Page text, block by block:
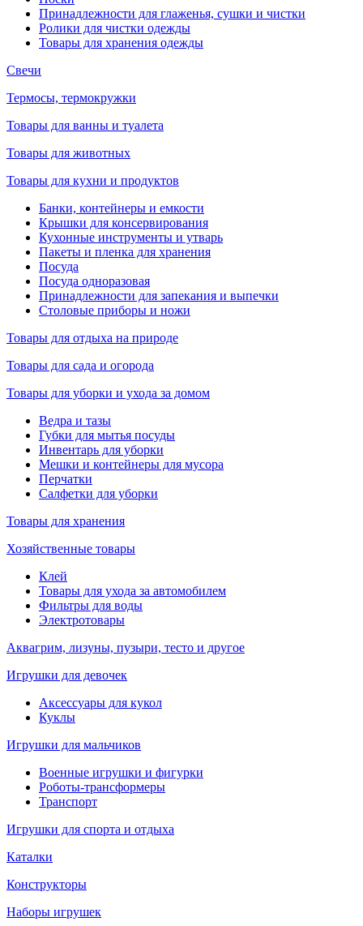
Принадлежности для глаженья, сушки и чистки
Ролики для чистки одежды
Товары для хранения одежды
Свечи
Термосы, термокружки
Товары для ванны и туалета
Товары для животных
Товары для кухни и продуктов
Банки, контейнеры и емкости
Крышки для консервирования
Кухонные инструменты и утварь
Пакеты и пленка для хранения
Посуда
Посуда одноразовая
Принадлежности для запекания и выпечки
Столовые приборы и ножи
Товары для отдыха на природе
Товары для сада и огорода
Товары для уборки и ухода за домом
Ведра и тазы
Губки для мытья посуды
Инвентарь для уборки
Мешки и контейнеры для мусора
Перчатки
Салфетки для уборки
Товары для хранения
Хозяйственные товары
Клей
Товары для ухода за автомобилем
Фильтры для воды
Электротовары
Аквагрим, лизуны, пузыри, тесто и другое
Игрушки для девочек
Аксессуары для кукол
Куклы
Игрушки для мальчиков
Военные игрушки и фигурки
Роботы-трансформеры
Транспорт
Игрушки для спорта и отдыха
Каталки
Конструкторы
Наборы игрушек